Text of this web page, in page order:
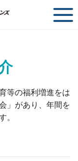
等の福利増進をは
」があり、年間を
。